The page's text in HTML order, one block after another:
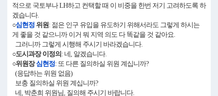
적으로 국토부나 LH하고 컨택할 때 이 비중을 한번 저기 고려하도록 하
겠습니다.
○심현정 위원: 젊은 인구 유입을 유도하기 위해서라도 그렇게 하시는
게 좋을 것 같으니까 이거 뭐 지역 의도 다 똑같을 것 같아요.
그러니까 그렇게 시행해 주시기 바라겠습니다.
○도시과장 이정의 : 네, 알겠습니다.
○위원장심현정: 또 다른 질의하실 위원 계십니까?
(응답하는 위원 없음)
보충 질의하실 위원 계십니까?
네, 박춘희 위원님, 질의해 주시기 바랍니다.